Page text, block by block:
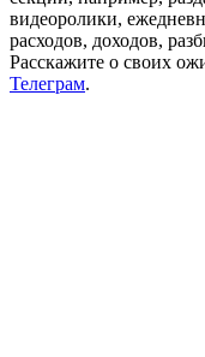
видеоролики,
расходов, доходов,
Расскажите о своих
Телеграм.